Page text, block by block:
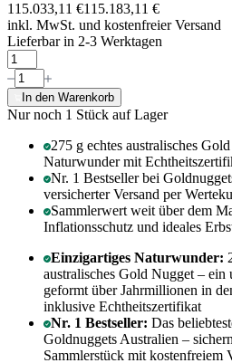
115.033,11 €115.183,11 €
inkl. MwSt. und kostenfreier Versand
Lieferbar in 2-3 Werktagen
In den Warenkorb
Nur noch 1 Stück auf Lager
275 g echtes australisches
Naturwunder mit
Nr. 1 Bestseller bei
versicherter Versand per
Sammlerwert weit über dem
Inflationsschutz und ideales
Einzigartiges Naturwunder:
australisches Gold Nugget –
geformt über Jahrmillionen in
inklusive Echtheitszertifikat
Nr. 1 Bestseller: Das
Goldnuggets Australien –
Sammlerstück mit kostenfreiem